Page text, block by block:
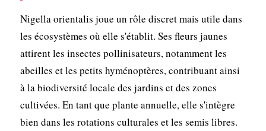
Nigella orientalis joue un rôle discret mais utile dans
les écosystèmes où elle s'établit. Ses fleurs jaunes
attirent les insectes pollinisateurs, notamment les
abeilles et les petits hyménoptères, contribuant ainsi
à la biodiversité locale des jardins et des zones
cultivées. En tant que plante annuelle, elle s'intègre
bien dans les rotations culturales et les semis libres.